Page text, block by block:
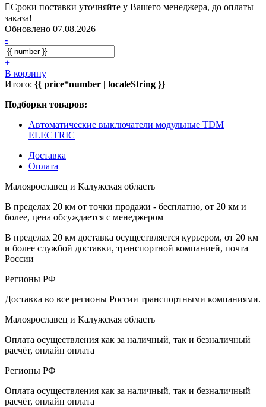
Сроки поставки уточняйте у Вашего менеджера, до оплаты
заказа!
Обновлено 07.08.2026
-
+
В корзину
Итого: {{ price*number | localeString }}
Подборки товаров:
Автоматические выключатели модульные TDM
ELECTRIC
Доставка
Оплата
Малоярославец и Калужская область
В пределах 20 км от точки продажи - бесплатно, от 20 км и
более, цена обсуждается с менеджером
В пределах 20 км доставка осуществляется курьером, от 20 км
и более службой доставки, транспортной компанией, почта
России
Регионы РФ
Доставка во все регионы России транспортными компаниями.
Малоярославец и Калужская область
Оплата осуществления как за наличный, так и безналичный
расчёт, онлайн оплата
Регионы РФ
Оплата осуществления как за наличный, так и безналичный
расчёт, онлайн оплата